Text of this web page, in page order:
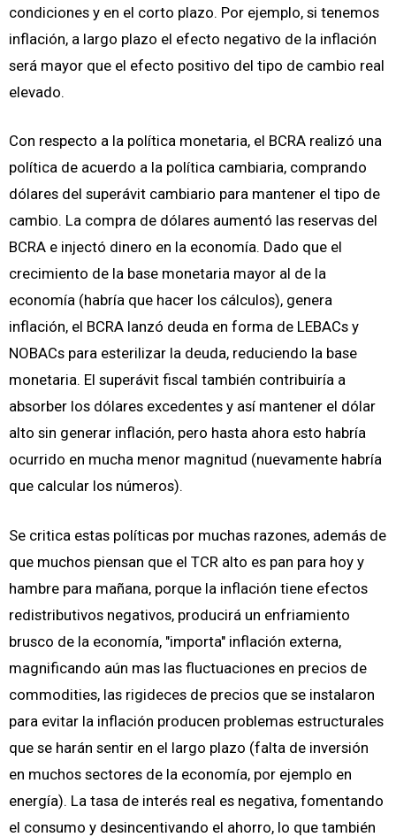
condiciones y en el corto plazo. Por ejemplo, si tenemos
inflación, a largo plazo el efecto negativo de la inflación
será mayor que el efecto positivo del tipo de cambio real
elevado.
Con respecto a la política monetaria, el BCRA realizó una
política de acuerdo a la política cambiaria, comprando
dólares del superávit cambiario para mantener el tipo de
cambio. La compra de dólares aumentó las reservas del
BCRA e injectó dinero en la economía. Dado que el
crecimiento de la base monetaria mayor al de la
economía (habría que hacer los cálculos), genera
inflación, el BCRA lanzó deuda en forma de LEBACs y
NOBACs para esterilizar la deuda, reduciendo la base
monetaria. El superávit fiscal también contribuiría a
absorber los dólares excedentes y así mantener el dólar
alto sin generar inflación, pero hasta ahora esto habría
ocurrido en mucha menor magnitud (nuevamente habría
que calcular los números).
Se critica estas políticas por muchas razones, además de
que muchos piensan que el TCR alto es pan para hoy y
hambre para mañana, porque la inflación tiene efectos
redistributivos negativos, producirá un enfriamiento
brusco de la economía, "importa" inflación externa,
magnificando aún mas las fluctuaciones en precios de
commodities, las rigideces de precios que se instalaron
para evitar la inflación producen problemas estructurales
que se harán sentir en el largo plazo (falta de inversión
en muchos sectores de la economía, por ejemplo en
energía). La tasa de interés real es negativa, fomentando
el consumo y desincentivando el ahorro, lo que también